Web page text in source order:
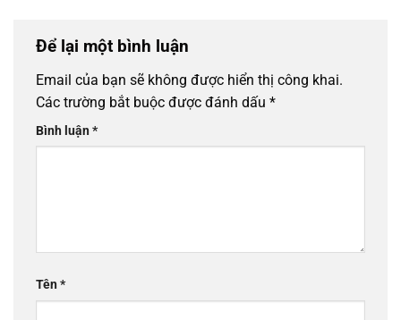
Để lại một bình luận
Email của bạn sẽ không được hiển thị công khai.
Các trường bắt buộc được đánh dấu *
Bình luận*
Tên*